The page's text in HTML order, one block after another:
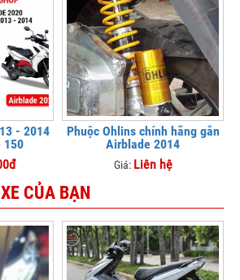
- 2014
150
Phuộc Ohlins chính hãng gắn
Airblade 2014
Giá: Liên hệ
CỦA BẠN